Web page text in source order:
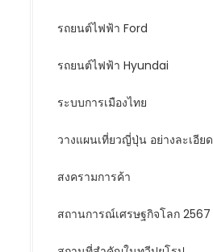
รถยนต์ไฟฟ้า Ford
รถยนต์ไฟฟ้า Hyundai
ระบบการเมืองไทย
วางแผนเที่ยวญี่ปุ่น อย่างละเอียด
สงครามการค้า
สถานการณ์เศรษฐกิจโลก 2567